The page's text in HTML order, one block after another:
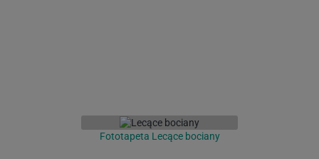
Fototapeta Lecące bociany